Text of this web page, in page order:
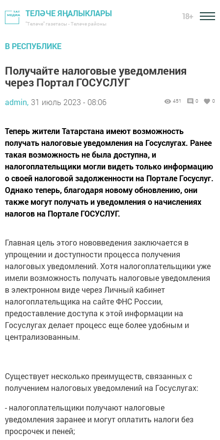
ТЕЛӘЧЕ ЯҢАЛЫКЛАРЫ
"Теләче" газетасы - Теләче районы
18+
В РЕСПУБЛИКЕ
Получайте налоговые уведомления
через Портал ГОСУСЛУГ
admin, 31 июль 2023 - 08:06 451 0 0
Теперь жители Татарстана имеют возможность
получать налоговые уведомления на Госуслугах. Ранее
такая возможность не была доступна, и
налогоплательщики могли видеть только информацию
о своей налоговой задолженности на Портале Госуслуг.
Однако теперь, благодаря новому обновлению, они
также могут получать и уведомления о начислениях
налогов на Портале ГОСУСЛУГ.
Главная цель этого нововведения заключается в
упрощении и доступности процесса получения
налоговых уведомлений. Хотя налогоплательщики уже
имели возможность получать налоговые уведомления
в электронном виде через Личный кабинет
налогоплательщика на сайте ФНС России,
предоставление доступа к этой информации на
Госуслугах делает процесс еще более удобным и
централизованным.
Существует несколько преимуществ, связанных с
получением налоговых уведомлений на Госуслугах:
- налогоплательщики получают налоговые
уведомления заранее и могут оплатить налоги без
просрочек и пеней;